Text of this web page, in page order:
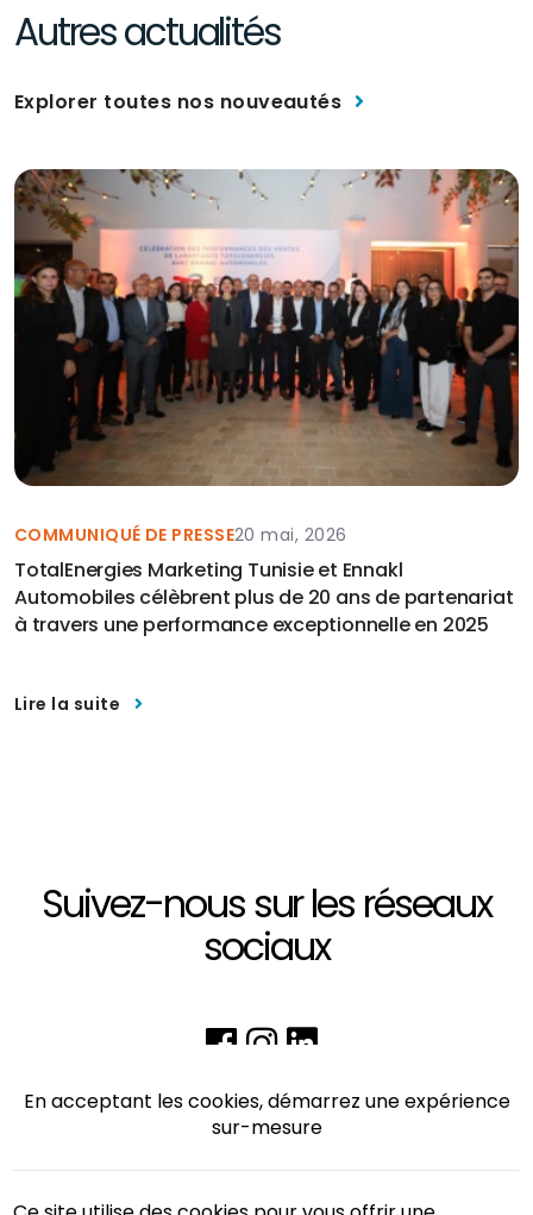
Autres actualités
Explorer toutes nos nouveautés
COMMUNIQUÉ DE PRESSE20 mai, 2026
TotalEnergies Marketing Tunisie et Ennakl
Automobiles célèbrent plus de 20 ans de partenariat
à travers une performance exceptionnelle en 2025
Lire la suite
Suivez-nous sur les réseaux
sociaux
En acceptant les cookies, démarrez une expérience
sur-mesure